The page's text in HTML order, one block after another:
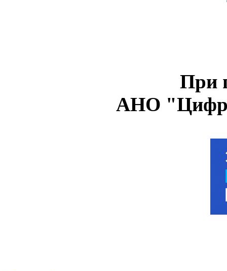
При
АНО